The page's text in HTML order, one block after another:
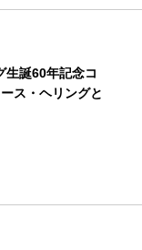
生誕60年記念コ
ス・ヘリングと